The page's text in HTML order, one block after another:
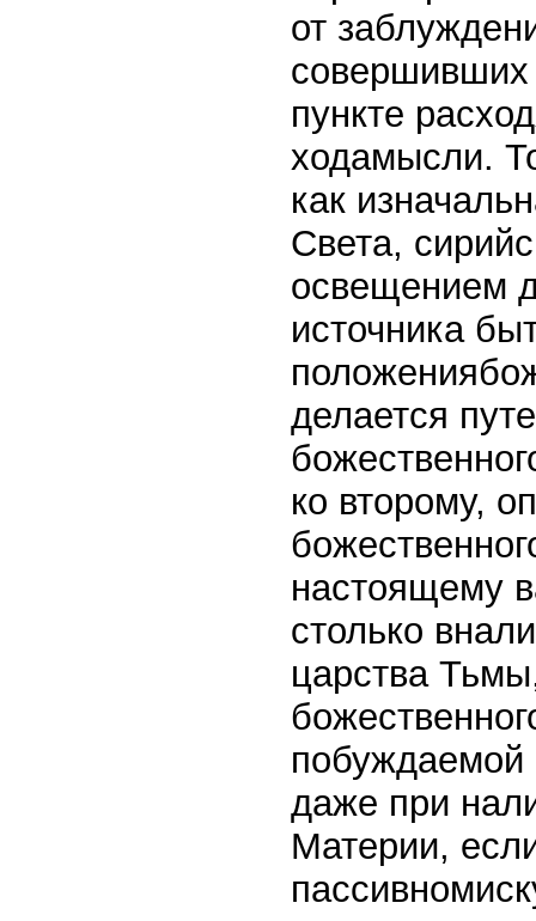
от
пункте
ходамысли.
как
Света,
освещением
источника
делается
ко второму,
настоящему
столько
царства
побуждаемой
даже при
Материи,